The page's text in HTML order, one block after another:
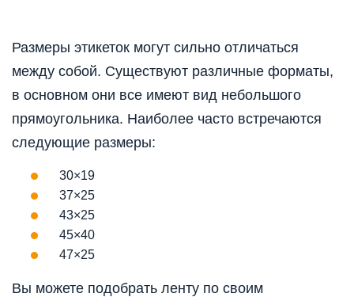
Размеры этикеток могут сильно отличаться
между собой. Существуют различные форматы,
в основном они все имеют вид небольшого
прямоугольника. Наиболее часто встречаются
следующие размеры:
30×19
37×25
43×25
45×40
47×25
Вы можете подобрать ленту по своим